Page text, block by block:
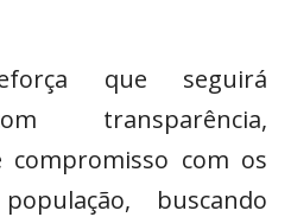
que seguirá
transparência,
compromisso com os
buscando